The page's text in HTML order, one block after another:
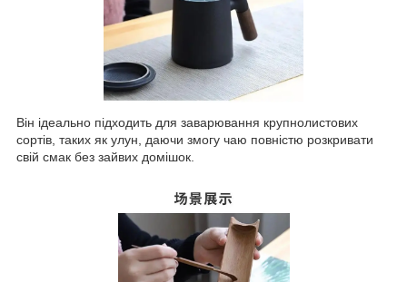
Він ідеально підходить для заварювання крупнолистових
сортів, таких як улун, даючи змогу чаю повністю розкривати
свій смак без зайвих домішок.